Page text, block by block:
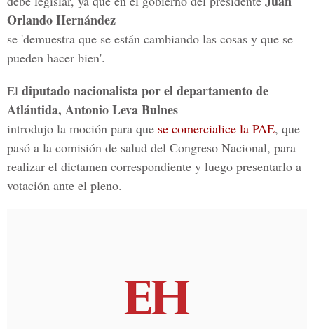
Orlando Hernández
se 'demuestra que se están cambiando las cosas y que se
pueden hacer bien'.
El diputado nacionalista por el departamento de
Atlántida, Antonio Leva Bulnes
introdujo la moción para que se comercialice la PAE, que
pasó a la comisión de salud del Congreso Nacional, para
realizar el dictamen correspondiente y luego presentarlo a
votación ante el pleno.